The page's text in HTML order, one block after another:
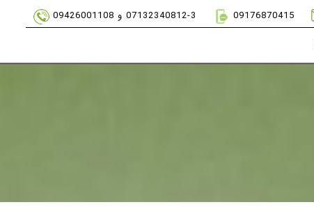
07132340812-3 و 09426001108 09176870415